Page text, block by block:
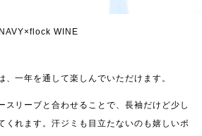
WINE
、一年を通して楽しんでいただけます。
スリーブと合わせることで、長袖だけど少し
くれます。汗ジミも目立たないのも嬉しいポ